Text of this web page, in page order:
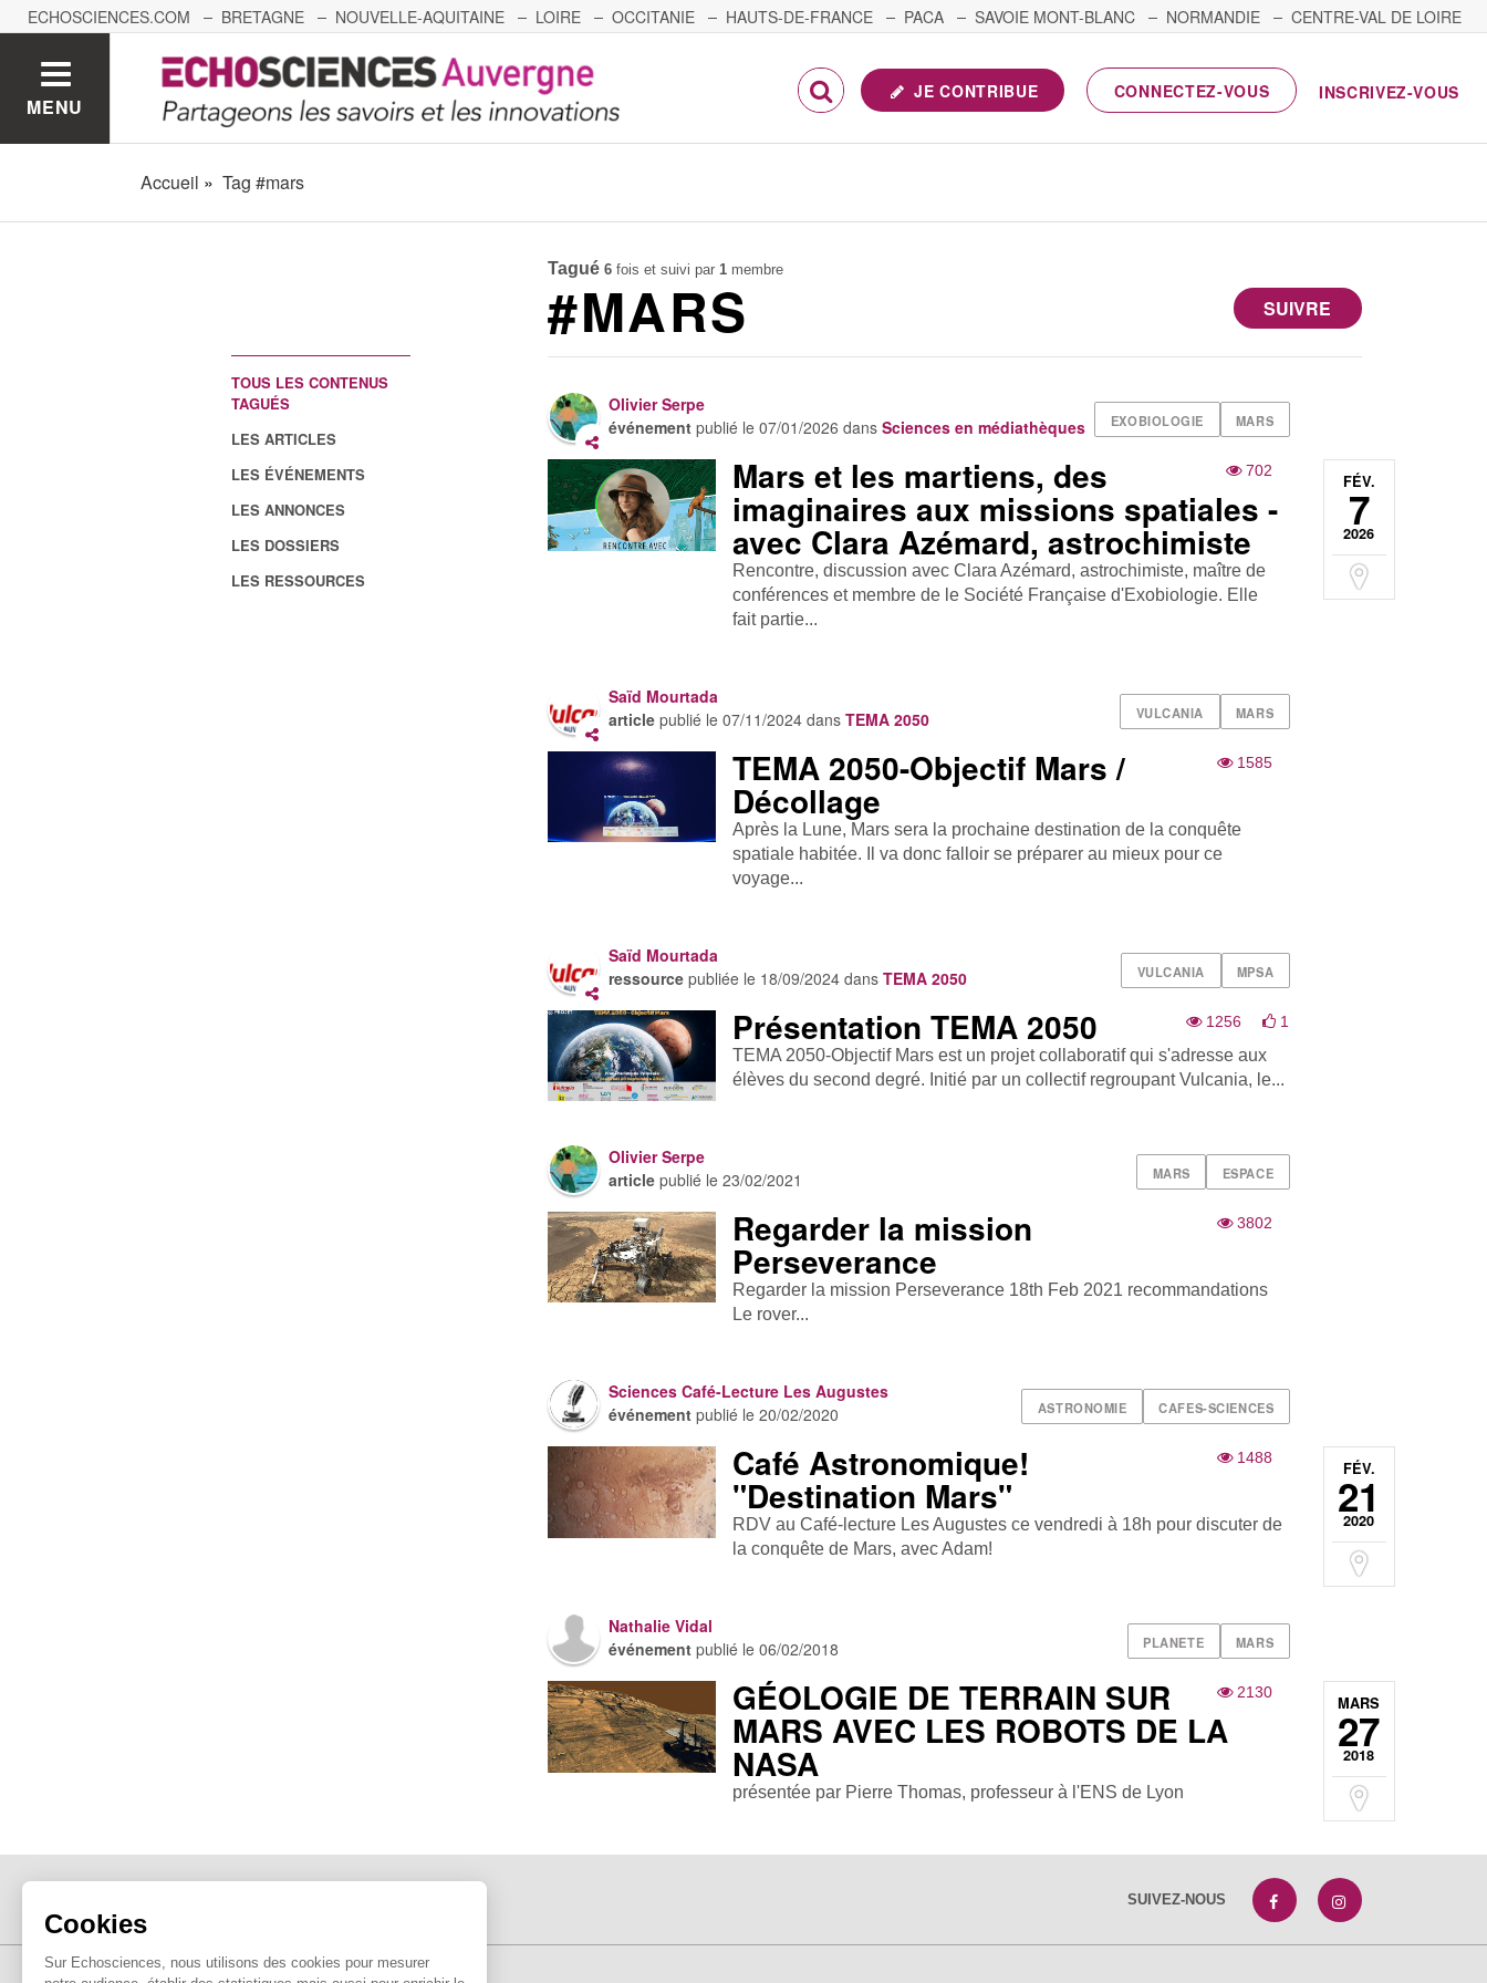
Cookies
Sur Echosciences, nous utilisons des cookies pour mesurer
ECHOSCIENCES.COM BRETAGNE NOUVELLE-AQUITAINE LOIRE OCCITANIE HAUTS-DE-FRANCE PACA SAVOIE MONT-BLANC NORMANDIE
CENTRE-VAL DE LOIRE
GRENOBLE GRAND EST BOURGOGNE-FRANCHE-COMTÉ
MENU
JE CONTRIBUE CONNECTEZ-VOUS INSCRIVEZ-VOUS
Accueil Tag #mars
TOUS LES CONTENUS
TAGUÉS
LES ARTICLES
LES ÉVÉNEMENTS
LES ANNONCES
LES DOSSIERS
LES RESSOURCES
Tagué 6 fois et suivi par1 membre
SUIVRE
#MARS
EXOBIOLOGIE MARS
Olivier Serpe
événement publié le07/01/2026 dansSciences en médiathèques
FÉV.
7
2026
702
Mars et les martiens, des
imaginaires aux missions spatiales -
avec Clara Azémard, astrochimiste
Rencontre, discussion avec Clara Azémard, astrochimiste, maître de
conférences et membre de le Société Française d'Exobiologie. Elle
fait partie...
VULCANIA MARS
Saïd Mourtada
article publié le07/11/2024 dansTEMA 2050
1585
TEMA 2050-Objectif Mars /
Décollage
Après la Lune, Mars sera la prochaine destination de la conquête
spatiale habitée. Il va donc falloir se préparer au mieux pour ce
voyage...
VULCANIA MPSA
Saïd Mourtada
ressource publiée le 18/09/2024 dansTEMA 2050
1256 1
Présentation TEMA 2050
TEMA 2050-Objectif Mars est un projet collaboratif qui s'adresse aux
élèves du second degré. Initié par un collectif regroupant Vulcania, le...
MARS ESPACE
Olivier Serpe
article publié le23/02/2021
3802
Regarder la mission
Perseverance
Regarder la mission Perseverance 18th Feb 2021 recommandations
Le rover...
ASTRONOMIE CAFES-SCIENCES
Sciences Café-Lecture Les Augustes
événement publié le20/02/2020
FÉV.
21
2020
1488
Café Astronomique!
"Destination Mars"
RDV au Café-lecture Les Augustes ce vendredi à 18h pour discuter de
la conquête de Mars, avec Adam!
PLANETE MARS
Nathalie Vidal
événement publié le06/02/2018
MARS
27
2018
2130
GÉOLOGIE DE TERRAIN SUR
MARS AVEC LES ROBOTS DE LA
NASA
présentée par Pierre Thomas, professeur à l'ENS de Lyon
SUIVEZ-NOUS